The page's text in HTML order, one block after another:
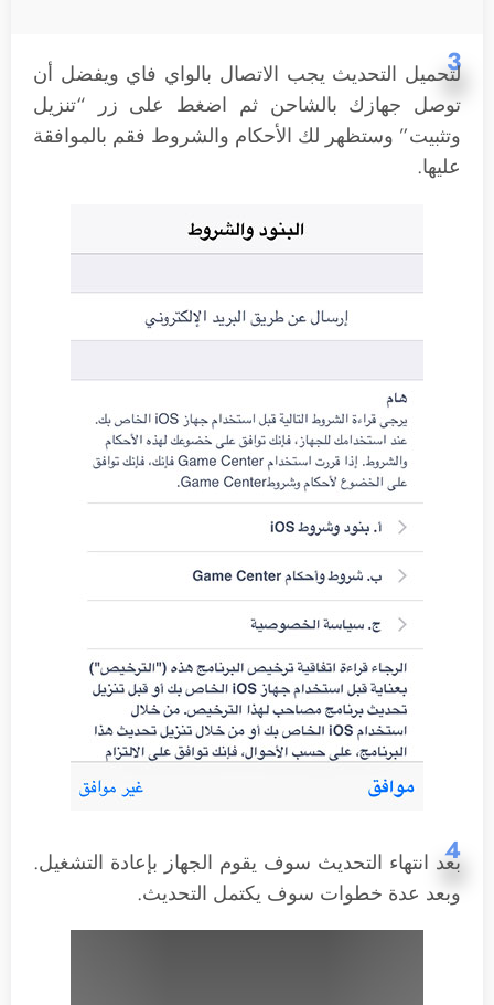
3
لتحميل التحديث يجب الاتصال بالواي فاي ويفضل أن
توصل جهازك بالشاحن ثم اضغط على زر “تنزيل
وتثبيت” وستظهر لك الأحكام والشروط فقم بالموافقة
عليها.
4
بعد انتهاء التحديث سوف يقوم الجهاز بإعادة التشغيل.
وبعد عدة خطوات سوف يكتمل التحديث.